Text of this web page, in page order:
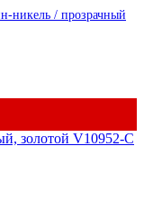
никель / прозрачный